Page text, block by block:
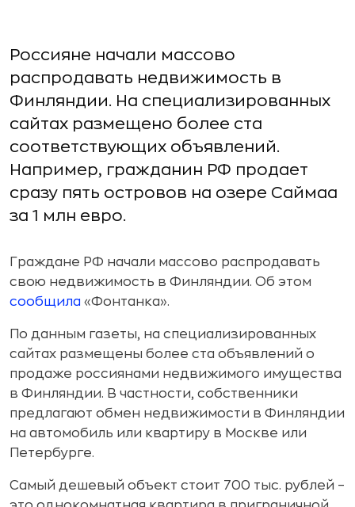
Россияне начали массово
распродавать недвижимость в
Финляндии. На специализированных
сайтах размещено более ста
соответствующих объявлений.
Например, гражданин РФ продает
сразу пять островов на озере Саймаа
за 1 млн евро.
Граждане РФ начали массово распродавать
свою недвижимость в Финляндии. Об этом
сообщила «Фонтанка».
По данным газеты, на специализированных
сайтах размещены более ста объявлений о
продаже россиянами недвижимого имущества
в Финляндии. В частности, собственники
предлагают обмен недвижимости в Финляндии
на автомобиль или квартиру в Москве или
Петербурге.
Самый дешевый объект стоит 700 тыс. рублей –